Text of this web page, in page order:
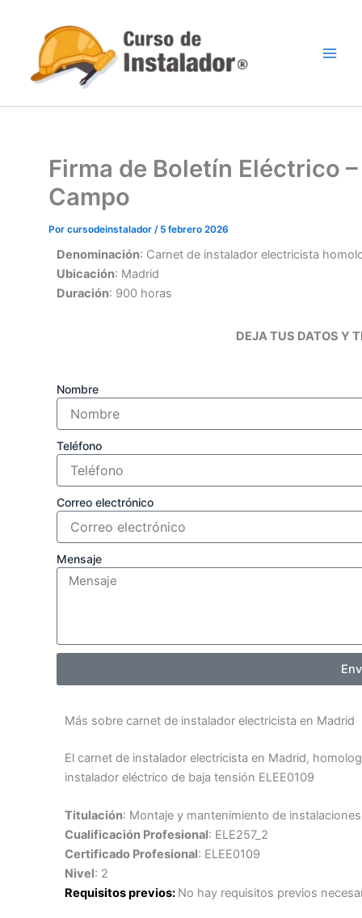
contenido
Firma de Boletín Eléctrico
Campo
Por cursodeinstalador / 5 febrero 2026
Denominación: Carnet de instalador electricista
Ubicación: Madrid
Duración: 900 horas
DEJA TUS DATOS Y TE
Nombre
Teléfono
Correo electrónico
Mensaje
Más sobre carnet de instalador electricista en Madrid
El carnet de instalador electricista en Madrid,
instalador eléctrico de baja tensión ELEE0109
Titulación: Montaje y mantenimiento de
Cualificación Profesional: ELE257_2
Certificado Profesional: ELEE0109
Nivel: 2
Requisitos previos: No hay requisitos previos